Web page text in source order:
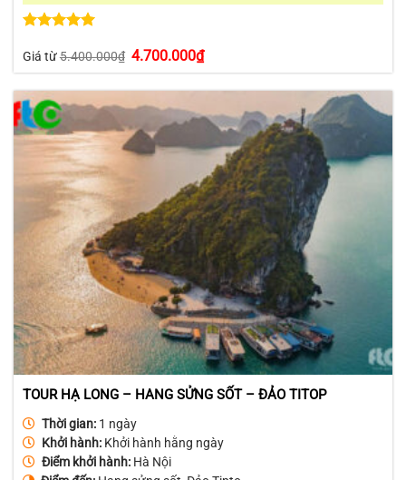
hạng5.00
5 sao
Giá từ5.400.000₫ Giá
gốc
là:
5.400.000₫.
4.700.000₫Giá
hiện
tại
là:
TOUR HẠ LONG – HANG SỬNG SỐT – ĐẢO TITOP
Thời gian:1 ngày
Khởi hành:Khởi hành hằng ngày
Điểm khởi hành:Hà Nội